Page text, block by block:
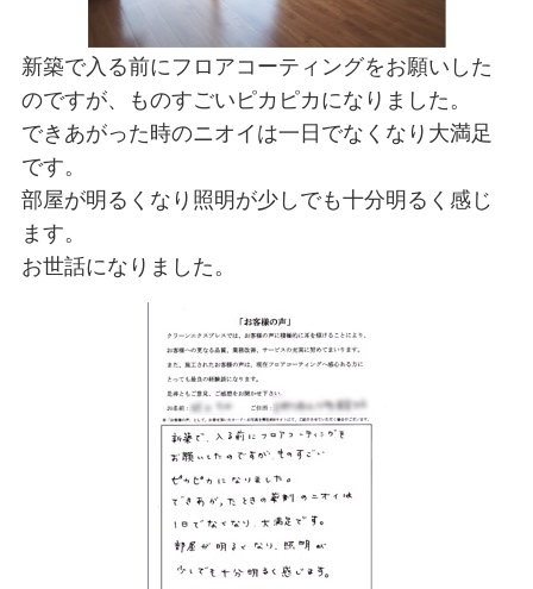
新築で入る前にフロアコーティングをお願いした
のですが、ものすごいピカピカになりました。
できあがった時のニオイは一日でなくなり大満足
です。
部屋が明るくなり照明が少しでも十分明るく感じ
ます。
お世話になりました。